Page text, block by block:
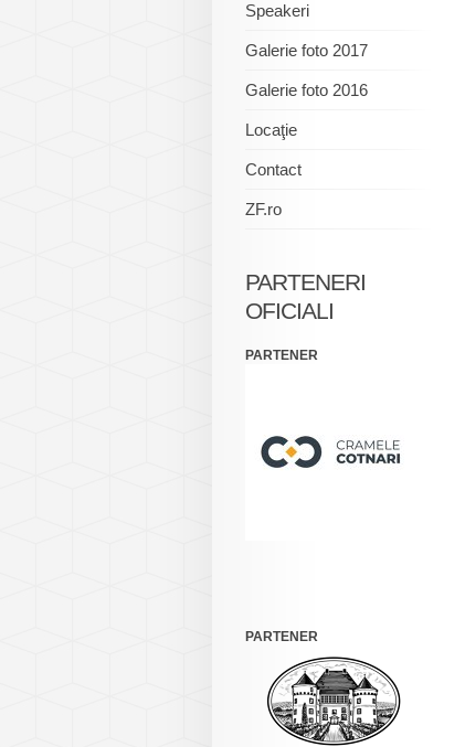
Speakeri
Galerie foto 2017
Galerie foto 2016
Locaţie
Contact
ZF.ro
PARTENERI
OFICIALI
PARTENER
PARTENER